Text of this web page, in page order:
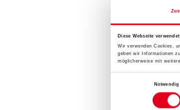
Diese Webseite
Wir verwenden Cookies,
geben wir Informationen
möglicherweise mit
Notwendig